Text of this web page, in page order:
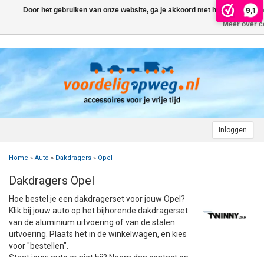
9,1
Inloggen
Menu
FIETSENDRAGER
FIETSENDRAGER OP DE TREKHAAK
FIETSENDRAGER VOOR ELEKTRISCHE FIETSEN
FIETSENDRAGER TOEBEHOREN
INFORMATIE OVER FIETSENDRAGERS
DAKDRAGERS
FORD
PEUGEOT
RENAULT
AUTOHOES POLYESTER EN 3-LAAGS
INFORMATIE OVER AUTOHOEZEN
WIELDOPPEN
13 INCH
14 INCH
LAADKABEL TYPE 2
LAADKABEL TYPE 1
STARTEN & LADEN
ELEKTRISCH LADEN
VEILIG OP WEG
CAMPER
WIELDOPPEN
ZOEKHULP NAAR CAMPERHOES
SNEEUWKETTINGEN
STARTKABELS EN ACCUBOOSTER
VEILIG OP WEG
ACCULADER
AANHANGWAGEN
ACCESSOIRES
REGELGEVING M.B.T. VERLICHTING
ADVIES BIJ DEFECTE VERLICHTING
ACCULADER
CARAVAN
ACCESSOIRES
INFORMATIE OVER STEKKERS & STEKKERDOZEN
ONDERDELEN
AUTO
CAMPER
Home » Auto » Dakdragers » Opel
Dakdragers Opel
Hoe bestel je een dakdragerset voor jouw Opel?
Klik bij jouw auto op het bijhorende dakdragerset
van de aluminium uitvoering of van de stalen
uitvoering. Plaats het in de winkelwagen, en kies
voor "bestellen".
Door het gebruiken van onze website, ga je akkoord met het gebruik
Meer over